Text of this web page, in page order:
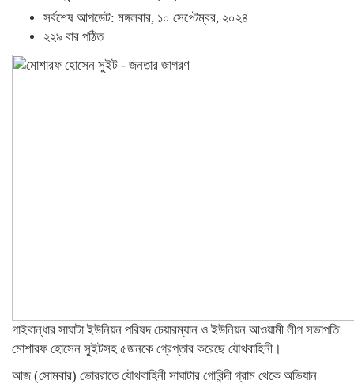
সর্বশেষ আপডেট: মঙ্গলবার, ১০ সেপ্টেম্বর, ২০২৪
২২৯ বার পঠিত
গাইবান্ধার সাঘাটা ইউনিয়ন পরিষদ চেয়ারম্যান ও ইউনিয়ন আওয়ামী লীগ সভাপতি
মোশারফ হোসেন সুইটসহ ৫জনকে গ্রেপ্তার করেছে যৌথবাহিনী।
আজ (সোমবার) ভোররাতে যৌথবাহিনী সাঘাটার গোবিন্দী গ্রাম থেকে অভিযান